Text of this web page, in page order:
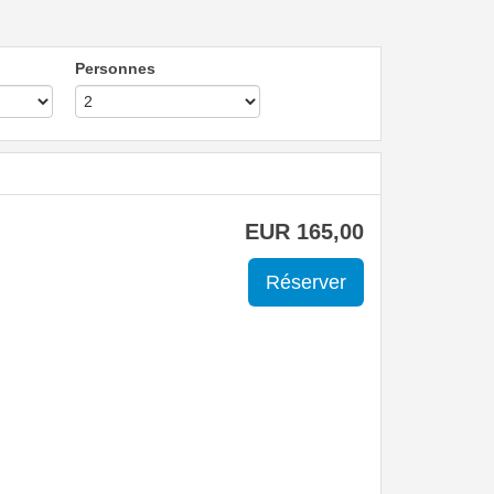
Personnes
EUR 165,00